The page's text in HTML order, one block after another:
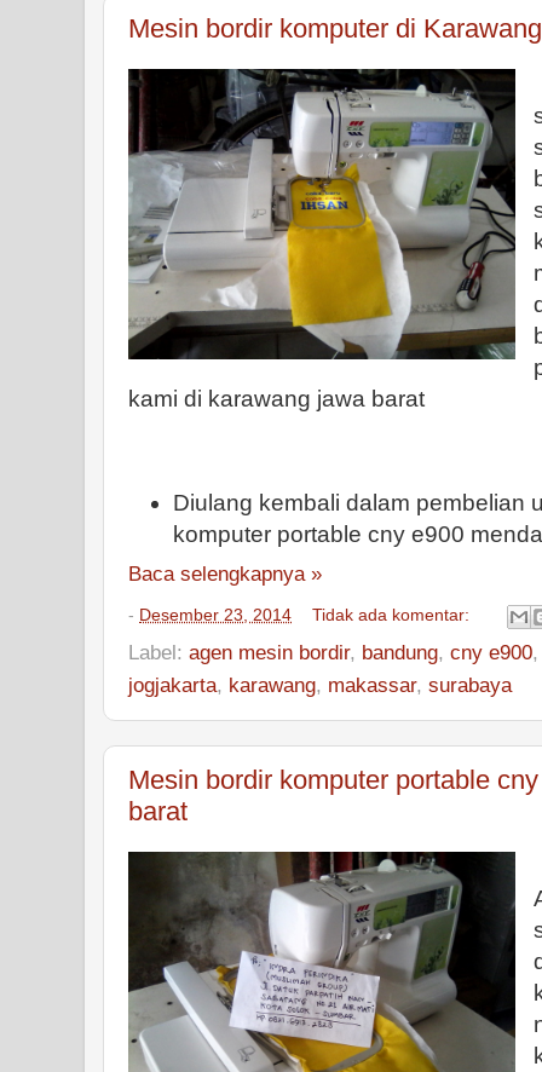
Mesin bordir komputer di
kami di karawang jawa barat
Diulang kembali dalam pembelian
komputer portable cny e900
Baca selengkapnya »
- Desember 23, 2014 Tidak ada komentar:
Label: agen mesin bordir, bandung, cny e900
jogjakarta, karawang, makassar, surabaya
Mesin bordir komputer portable
barat